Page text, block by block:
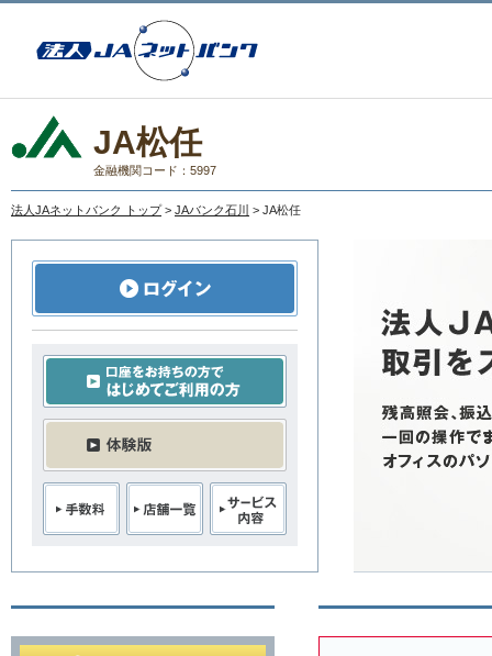
JA松任
金融機関コード：5997
法人JAネットバンク トップ > JAバンク石川 > JA松任